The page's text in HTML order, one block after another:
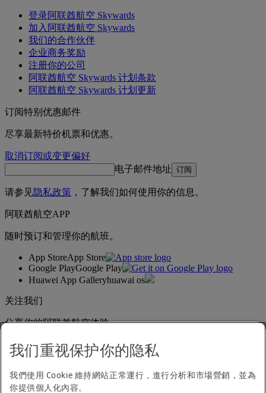
登录阿联酋航空 Skywards
加入阿联酋航空 Skywards
我们的合作伙伴
企业商务奖励
注册你的公司
阿联酋航空 Skywards 计划条款
阿联酋航空 Skywards 计划更新
订阅特别优惠邮件
尽享最新特价机票和优惠。
取消订阅或变更偏好
电子邮件地址 订阅
请参见隐私政策 ，了解我们如何使用你的信息。
阿联酋航空APP
随时预订和管理你的航班。
App StoreApp Store
Google PlayGoogle Play
Huawei App Galleryhuawai os
关注我们
分享你的阿联酋航空体验。
联系我们
隐私政策
我们重视保护你的隐私
我們使用 Cookie 維持網站正常運行，進行分析和市場營銷，並為
你提供個人化內容。